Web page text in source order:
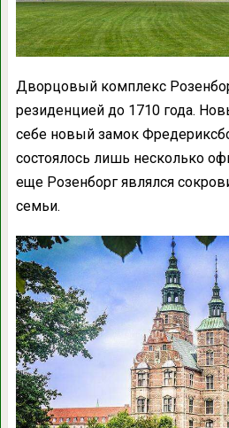
Дворцовый комплекс
резиденцией до 1710 года.
себе новый замок
состоялось лишь несколько
еще Розенборг являлся
семьи.